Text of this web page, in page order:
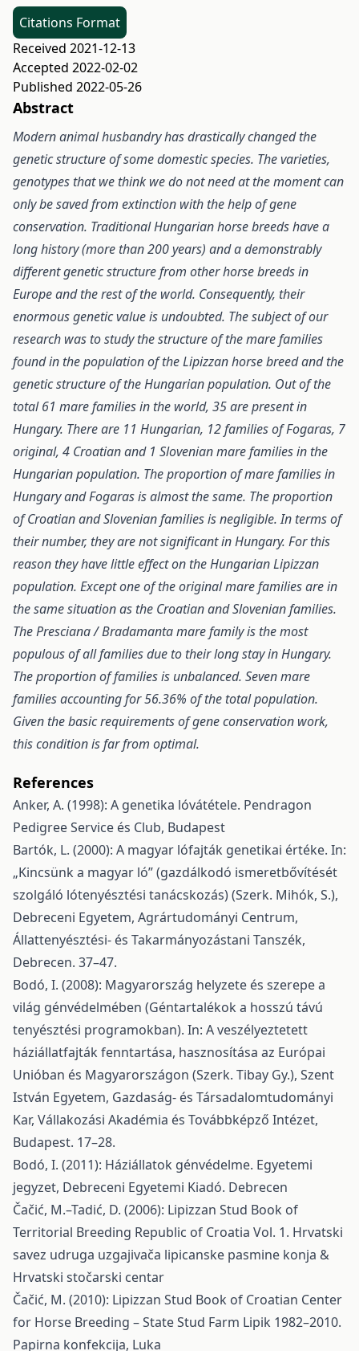
Citations Format
Received 2021-12-13
Accepted 2022-02-02
Published 2022-05-26
Abstract
Modern animal husbandry has drastically changed the
genetic structure of some domestic species. The varieties,
genotypes that we think we do not need at the moment can
only be saved from extinction with the help of gene
conservation. Traditional Hungarian horse breeds have a
long history (more than 200 years) and a demonstrably
different genetic structure from other horse breeds in
Europe and the rest of the world. Consequently, their
enormous genetic value is undoubted. The subject of our
research was to study the structure of the mare families
found in the population of the Lipizzan horse breed and the
genetic structure of the Hungarian population. Out of the
total 61 mare families in the world, 35 are present in
Hungary. There are 11 Hungarian, 12 families of Fogaras, 7
original, 4 Croatian and 1 Slovenian mare families in the
Hungarian population. The proportion of mare families in
Hungary and Fogaras is almost the same. The proportion
of Croatian and Slovenian families is negligible. In terms of
their number, they are not significant in Hungary. For this
reason they have little effect on the Hungarian Lipizzan
population. Except one of the original mare families are in
the same situation as the Croatian and Slovenian families.
The Presciana / Bradamanta mare family is the most
populous of all families due to their long stay in Hungary.
The proportion of families is unbalanced. Seven mare
families accounting for 56.36% of the total population.
Given the basic requirements of gene conservation work,
this condition is far from optimal.
References
Anker, A. (1998): A genetika lóvátétele. Pendragon
Pedigree Service és Club, Budapest
Bartók, L. (2000): A magyar lófajták genetikai értéke. In:
„Kincsünk a magyar ló” (gazdálkodó ismeretbővítését
szolgáló lótenyésztési tanácskozás) (Szerk. Mihók, S.),
Debreceni Egyetem, Agrártudományi Centrum,
Állattenyésztési- és Takarmányozástani Tanszék,
Debrecen. 37–47.
Bodó, I. (2008): Magyarország helyzete és szerepe a
világ génvédelmében (Géntartalékok a hosszú távú
tenyésztési programokban). In: A veszélyeztetett
háziállatfajták fenntartása, hasznosítása az Európai
Unióban és Magyarországon (Szerk. Tibay Gy.), Szent
István Egyetem, Gazdaság- és Társadalomtudományi
Kar, Vállakozási Akadémia és Továbbképző Intézet,
Budapest. 17–28.
Bodó, I. (2011): Háziállatok génvédelme. Egyetemi
jegyzet, Debreceni Egyetemi Kiadó. Debrecen
Čačić, M.–Tadić, D. (2006): Lipizzan Stud Book of
Territorial Breeding Republic of Croatia Vol. 1. Hrvatski
savez udruga uzgajivača lipicanske pasmine konja &
Hrvatski stočarski centar
Čačić, M. (2010): Lipizzan Stud Book of Croatian Center
for Horse Breeding – State Stud Farm Lipik 1982–2010.
Papirna konfekcija, Luka